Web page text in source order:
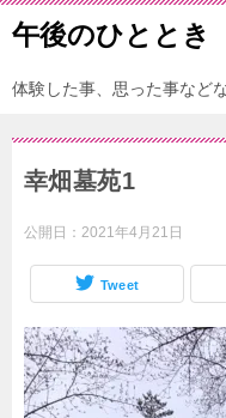
午後のひととき
体験した事、思った事など
幸畑墓苑1
公開日： 2021年4月21日
Tweet